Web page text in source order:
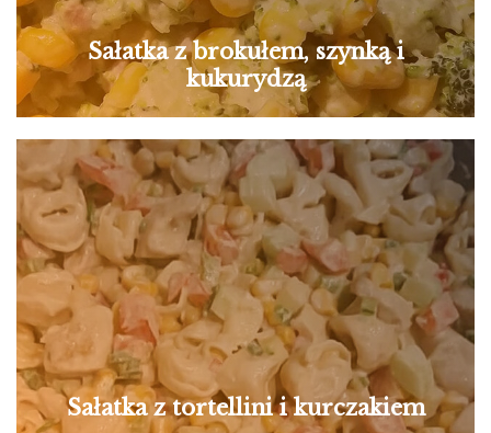
Sałatka z brokułem, szynką i
kukurydzą
Sałatka z tortellini i kurczakiem